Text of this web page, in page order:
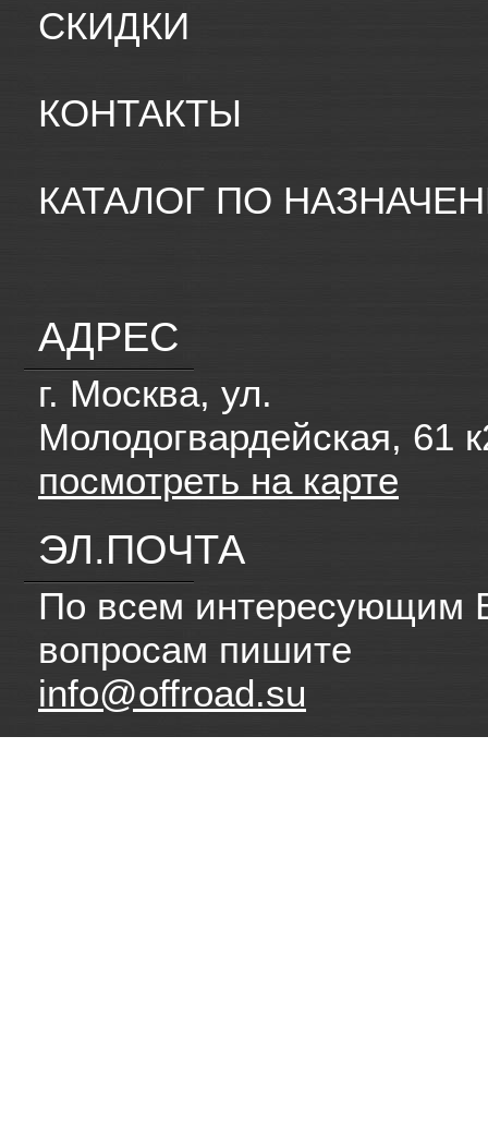
СКИДКИ
КОНТАКТЫ
КАТАЛОГ ПО
АДРЕС
г. Москва, ул.
Молодогвардейская, 61
посмотреть на карте
ЭЛ.ПОЧТА
По всем интересующим
вопросам пишите
info@offroad.su